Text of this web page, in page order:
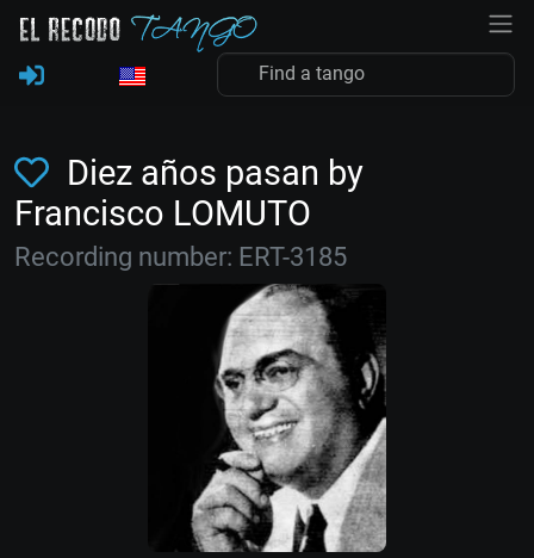
Diez años pasan by
Francisco LOMUTO
Recording number: ERT-3185